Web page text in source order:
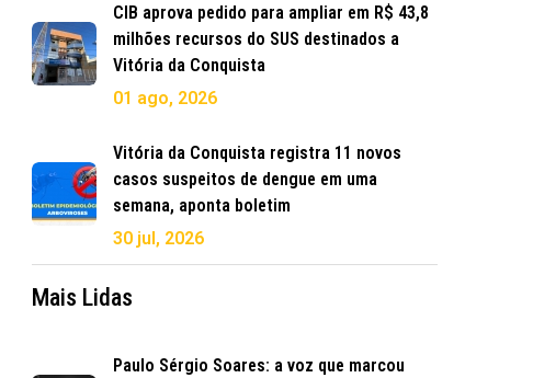
CIB aprova pedido para ampliar em R$ 43,8
milhões recursos do SUS destinados a
Vitória da Conquista
01 ago, 2026
Vitória da Conquista registra 11 novos
casos suspeitos de dengue em uma
semana, aponta boletim
30 jul, 2026
Mais Lidas
Paulo Sérgio Soares: a voz que marcou